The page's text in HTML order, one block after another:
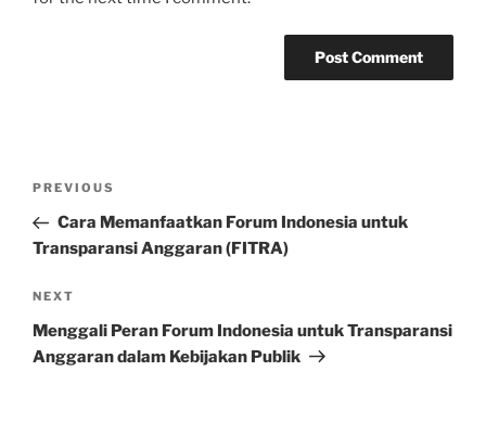
Previous
Post
PREVIOUS
Cara Memanfaatkan Forum Indonesia untuk
Transparansi Anggaran (FITRA)
Next
Post
NEXT
Menggali Peran Forum Indonesia untuk Transparansi
Anggaran dalam Kebijakan Publik